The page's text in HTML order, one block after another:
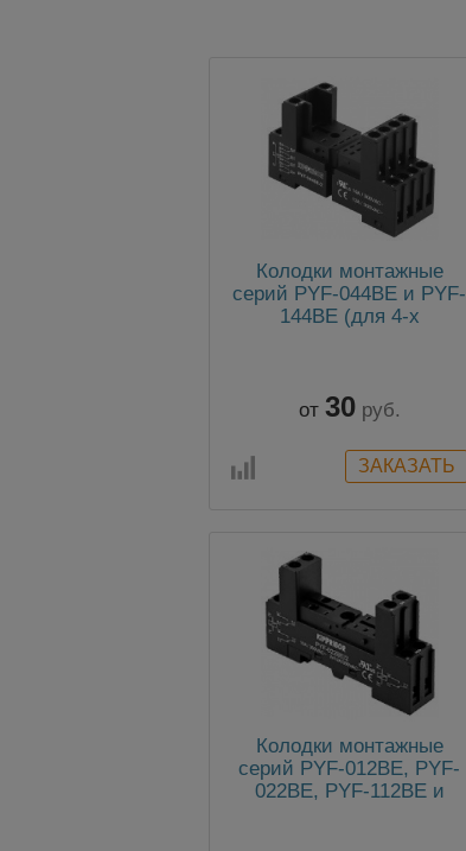
Колодки монтажные
серий PYF-044BE и PYF-
144BE (для 4-х
от 30 руб.
Колодки монтажные
серий PYF-012BE, PYF-
022BE, PYF-112BE и